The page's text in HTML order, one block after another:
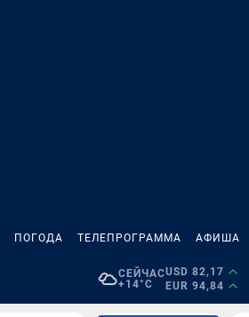
ПОГОДА ТЕЛЕПРОГРАММА АФИША
СЕЙЧАС
+14°C
USD 82,17
EUR 94,84